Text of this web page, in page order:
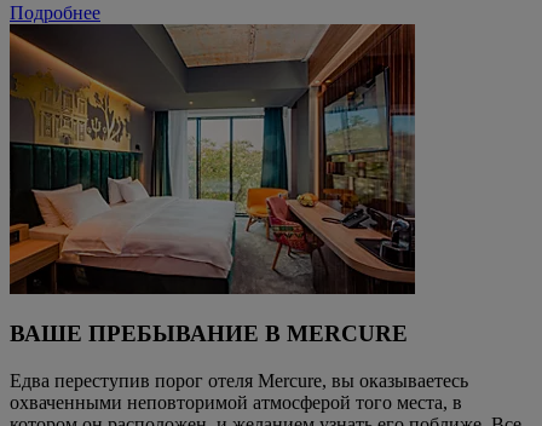
Подробнее
ВАШЕ ПРЕБЫВАНИЕ В MERCURE
Едва переступив порог отеля Mercure, вы оказываетесь
охваченными неповторимой атмосферой того места, в